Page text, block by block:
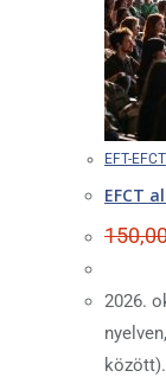
EFT-EFCT
EFCT
2026.